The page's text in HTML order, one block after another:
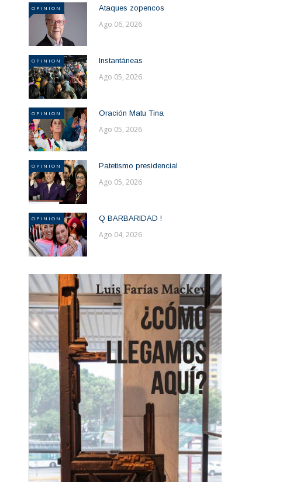
OPINION Ataques zopencos
Ago 06, 2026
OPINION Instantáneas
Ago 05, 2026
OPINION Oración Matu Tina
Ago 05, 2026
OPINION Patetismo presidencial
Ago 05, 2026
OPINION Q BARBARIDAD !
Ago 04, 2026